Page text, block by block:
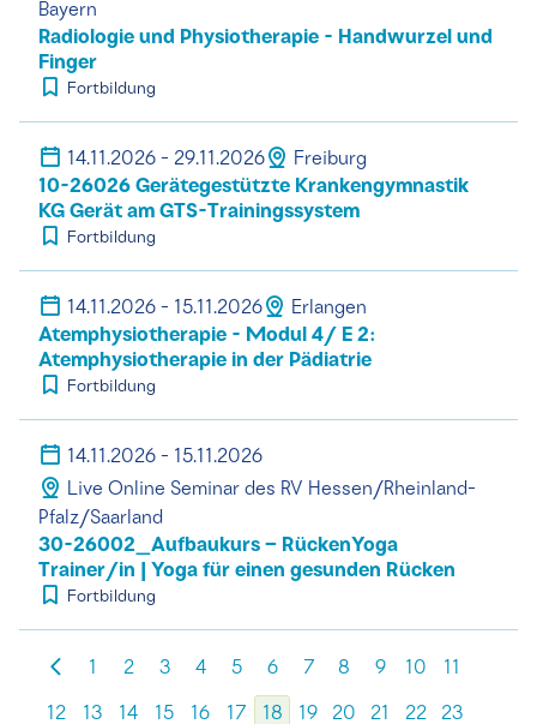
Bayern
Radiologie und Physiotherapie - Handwurzel und
Finger
Fortbildung
14.11.2026 - 29.11.2026 Freiburg
10-26026 Gerätegestützte Krankengymnastik
KG Gerät am GTS-Trainingssystem
Fortbildung
14.11.2026 - 15.11.2026 Erlangen
Atemphysiotherapie - Modul 4/ E 2:
Atemphysiotherapie in der Pädiatrie
Fortbildung
14.11.2026 - 15.11.2026
Live Online Seminar des RV Hessen/Rheinland-
Pfalz/Saarland
30-26002_Aufbaukurs – RückenYoga
Trainer/in | Yoga für einen gesunden Rücken
Fortbildung
1 2 3 4 5 6 7 8 9 10 11
12 13 14 15 16 17 18 19 20 21 22 23